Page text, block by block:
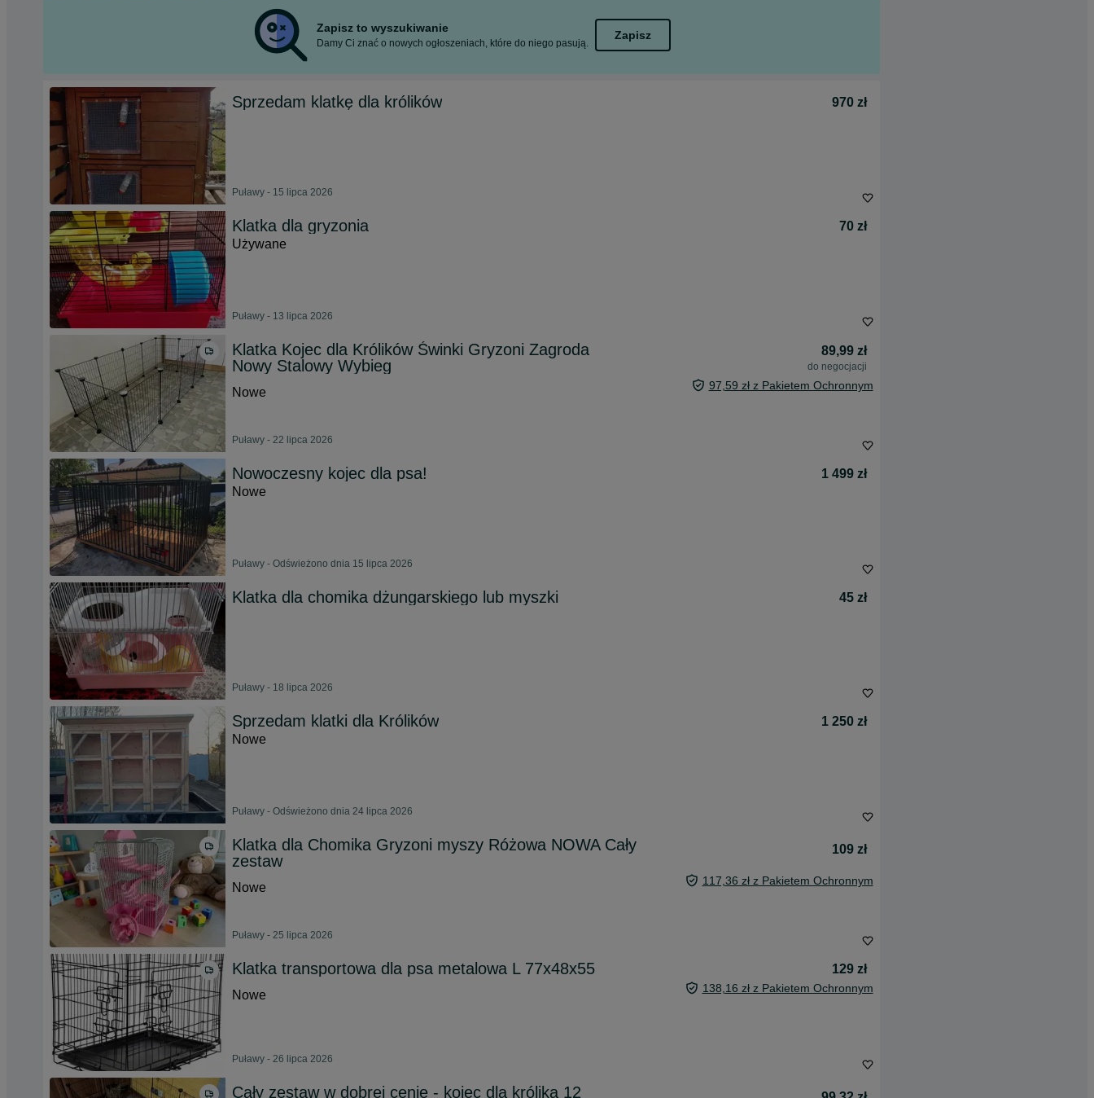
Zapisz to wyszukiwanie
Damy Ci znać o nowych ogłoszeniach, które do niego pasują.
Zapisz
Sprzedam klatkę dla królików 970 zł
Puławy - 15 lipca 2026
Klatka dla gryzonia
70 zł
Używane
Puławy - 13 lipca 2026
Klatka Kojec dla Królików Świnki Gryzoni Zagroda
Nowy Stalowy Wybieg
89,99 zł
do negocjacji
Nowe 97,59 zł z Pakietem Ochronnym
Puławy - 22 lipca 2026
Nowoczesny kojec dla psa!
1 499 zł
Nowe
Puławy - Odświeżono dnia 15 lipca 2026
Klatka dla chomika dżungarskiego lub myszki 45 zł
Puławy - 18 lipca 2026
Sprzedam klatki dla Królików
1 250 zł
Nowe
Puławy - Odświeżono dnia 24 lipca 2026
Klatka dla Chomika Gryzoni myszy Różowa NOWA Cały
zestaw
109 zł
Nowe 117,36 zł z Pakietem Ochronnym
Puławy - 25 lipca 2026
Klatka transportowa dla psa metalowa L 77x48x55
129 zł
Nowe
138,16 zł z Pakietem Ochronnym
Puławy - 26 lipca 2026
Cały zestaw w dobrej cenie - kojec dla królika 12